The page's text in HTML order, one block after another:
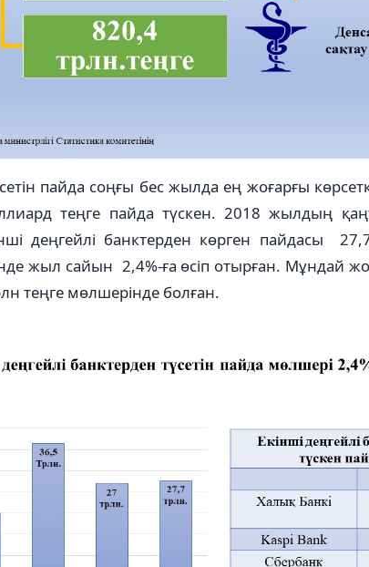
пайда соңғы бес жылда ең жоғарғы
теңге пайда түскен. 2018 жылдың
деңгейлі банктерден көрген пайдасы
жыл сайын 2,4%-ға өсіп отырған. Мұндай
теңге мөлшерінде болған.